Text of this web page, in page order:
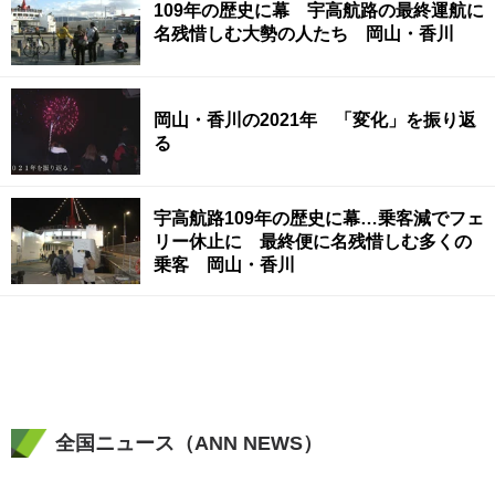
109年の歴史に幕 宇高航路の最終運航に
名残惜しむ大勢の人たち 岡山・香川
岡山・香川の2021年 「変化」を振り返
る
宇高航路109年の歴史に幕…乗客減でフェ
リー休止に 最終便に名残惜しむ多くの
乗客 岡山・香川
全国ニュース（ANN NEWS）